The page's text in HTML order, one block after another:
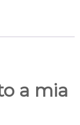
a mia